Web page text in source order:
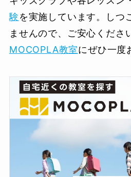
験を実施しています。しつ
ませんので、ご安心くださ
MOCOPLA教室にぜひ一度